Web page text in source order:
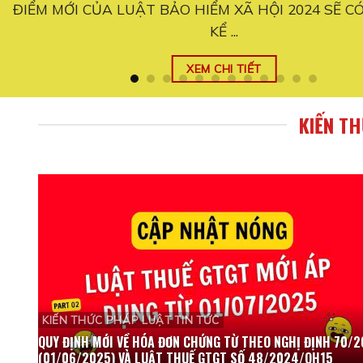
Quy định mới đối với hộ kinh doanh từ ngày 01/06/
thay đổi ...
XEM CHI TIẾT
KIẾN
KIẾN THỨC PHÁP LUẬT TIN TỨC
QUY ĐỊNH MỚI VỀ HÓA ĐƠN CHỨNG TỪ THEO NGHỊ ĐỊNH 70/
(01/06/2025) VÀ LUẬT THUẾ GTGT SỐ 48/2024/QH15